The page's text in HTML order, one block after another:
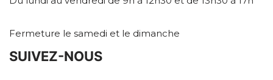
Fermeture le samedi et le dimanche
SUIVEZ-NOUS